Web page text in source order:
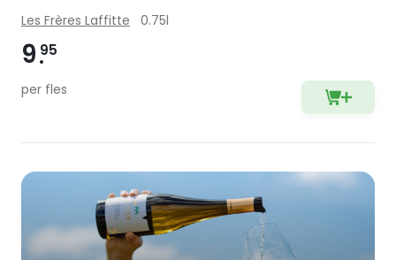
Les Frères Laffitte 0.75l
9 95
per fles